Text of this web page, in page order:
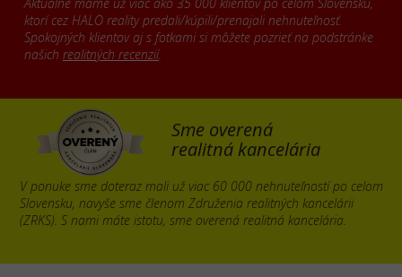
ktorí cez HALO reality predali/kúpili/prenajali nehnuteľnosť.
Spokojných klientov aj s fotkami si môžete pozrieť na podstránke
našich realitných recenzií.
Sme overená
realitná kancelária
V ponuke sme doteraz mali už viac 60 000 nehnuteľností po celom
Slovensku, navyše sme členom Združenia realitných kancelárii
(ZRKS). S nami máte istotu, sme overená realitná kancelária.